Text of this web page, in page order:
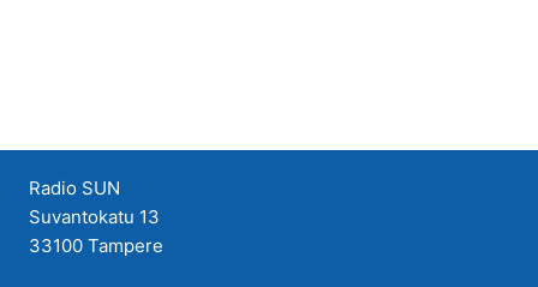
Radio SUN
Suvantokatu 13
33100 Tampere